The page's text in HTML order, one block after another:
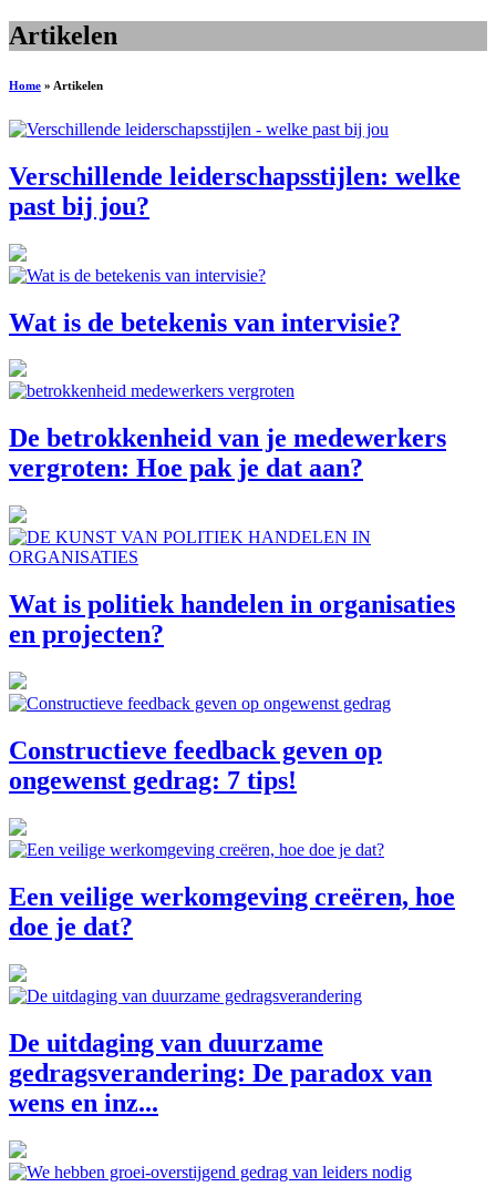
Artikelen
Home » Artikelen
Verschillende leiderschapsstijlen: welke
past bij jou?
Wat is de betekenis van intervisie?
De betrokkenheid van je medewerkers
vergroten: Hoe pak je dat aan?
Wat is politiek handelen in organisaties
en projecten?
Constructieve feedback geven op
ongewenst gedrag: 7 tips!
Een veilige werkomgeving creëren, hoe
doe je dat?
De uitdaging van duurzame
gedragsverandering: De paradox van
wens en inz...